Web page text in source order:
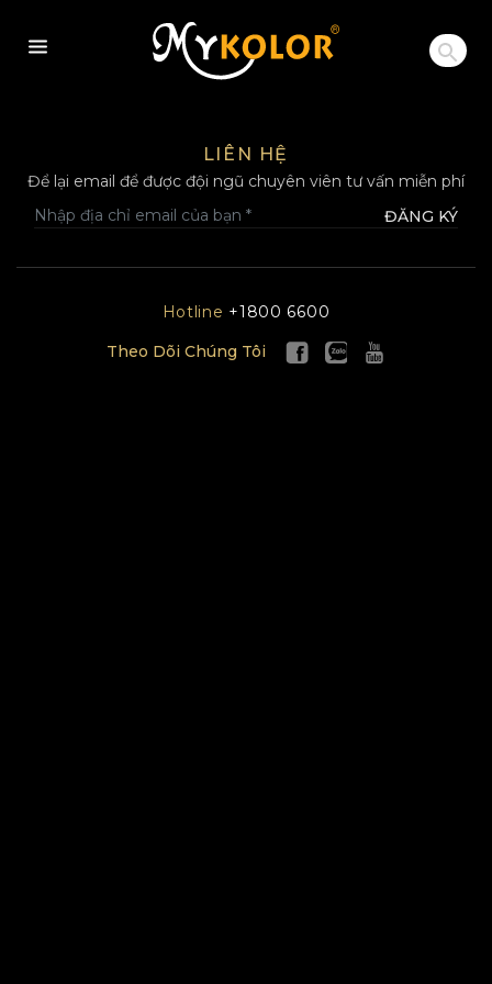
MYKOLOR
LIÊN HỆ
Để lại email để được đội ngũ chuyên viên tư vấn miễn phí
ĐĂNG KÝ
Hotline +1800 6600
Theo Dõi Chúng Tôi